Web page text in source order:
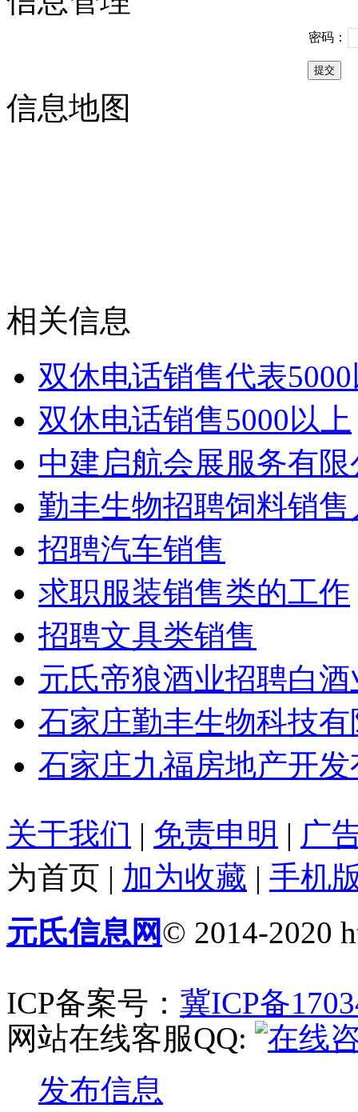
密码：
信息地图
相关信息
双休电话销售代表
双休电话销售5000以上
中建启航会展服务有
勤丰生物招聘饲料销售
招聘汽车销售
求职服装销售类的工作
招聘文具类销售
元氏帝狼酒业招聘白
石家庄勤丰生物科技
石家庄九福房地产开
关于我们 | 免责申明 | 广
为首页 | 加为收藏 | 手机
元氏信息网© 2014-2020
ICP备案号： 冀ICP备
网站在线客服QQ:
发布信息